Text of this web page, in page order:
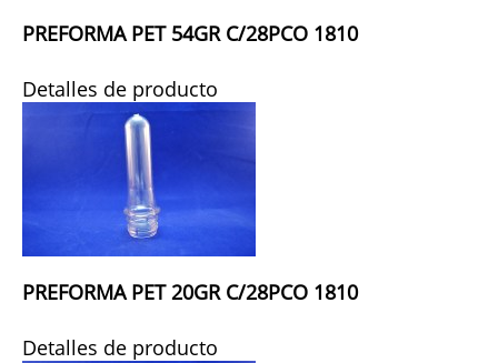
PREFORMA PET 54GR C/28PCO 1810
Detalles de producto
PREFORMA PET 20GR C/28PCO 1810
Detalles de producto